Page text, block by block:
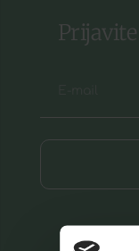
Prijavite